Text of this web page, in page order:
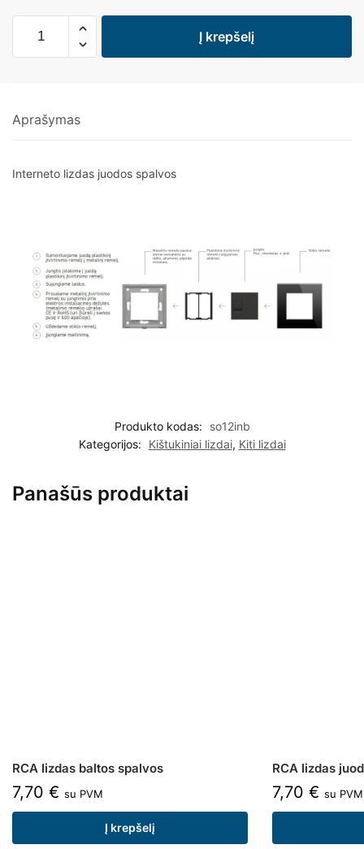
Į krepšelį
Aprašymas
Interneto lizdas juodos spalvos
Produkto kodas:
so12inb
Kategorijos:
Kištukiniai lizdai, Kiti lizdai
Panašūs produktai
RCA lizdas baltos spalvos
7,70 € su PVM
Į krepšelį
RCA lizdas
7,70 € su PVM